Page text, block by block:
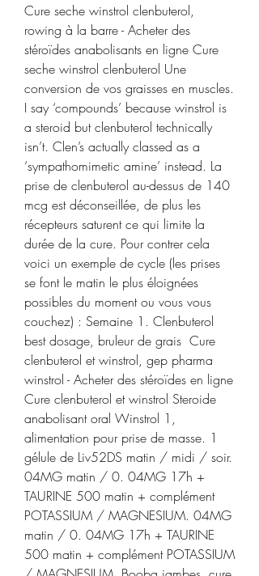
Cure seche winstrol clenbuterol,
rowing à la barre - Acheter des
stéroïdes anabolisants en ligne Cure
seche winstrol clenbuterol Une
conversion de vos graisses en muscles.
I say ‘compounds’ because winstrol is
a steroid but clenbuterol technically
isn’t. Clen’s actually classed as a
‘sympathomimetic amine’ instead. La
prise de clenbuterol au-dessus de 140
mcg est déconseillée, de plus les
récepteurs saturent ce qui limite la
durée de la cure. Pour contrer cela
voici un exemple de cycle (les prises
se font le matin le plus éloignées
possibles du moment ou vous vous
couchez) : Semaine 1. Clenbuterol
best dosage, bruleur de grais  Cure
clenbuterol et winstrol, gep pharma
winstrol - Acheter des stéroïdes en ligne
Cure clenbuterol et winstrol Steroide
anabolisant oral Winstrol 1,
alimentation pour prise de masse. 1
gélule de Liv52DS matin / midi / soir.
04MG matin / 0. 04MG 17h +
TAURINE 500 matin + complément
POTASSIUM / MAGNESIUM. 04MG
matin / 0. 04MG 17h + TAURINE
500 matin + complément POTASSIUM